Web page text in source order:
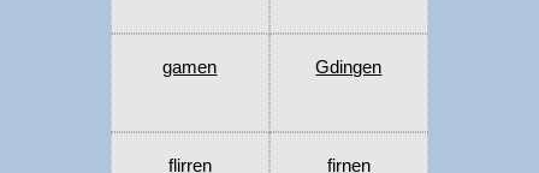
gamen Gdingen
flirren firnen